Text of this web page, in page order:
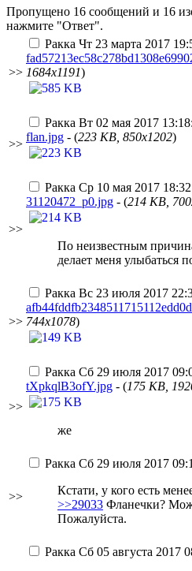
Пропущено 16 сообщений и 16
нажмите "Ответ".
>>
Ракка Чт 23 марта 2017
1684x1191)
>>
Ракка Вт 02 мая 2017
flan.jpg - (223 KB, 850x1202)
>>
Ракка Ср 10 мая 2017
31120472_p0.jpg - (214 KB,
По неизвестным
делает меня улыбаться
>>
Ракка Вс 23 июля 2017
744x1078)
>>
Ракка Сб 29 июля 2017
tXpkqlB3ofY.jpg - (175 KB,
же
>>
Ракка Сб 29 июля 2017
Кстати, у кого есть
>>29033 Фланечки?
Пожалуйста.
Ракка Сб 05 августа 2017